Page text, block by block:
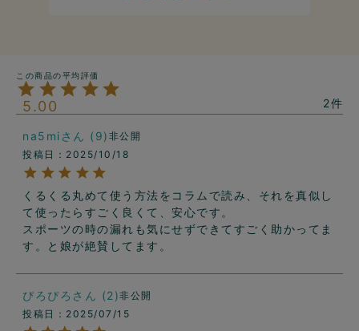
5.00 2
na5mi 9 非公開
投稿日
2025/10/18
くるくる丸めて使う方法をコラムで読み、それを真似し
て使ったらすごく良くて、安心です。
スポーツの時の漏れも気にせずできてすごく助かってま
ぴろぴろ 2 非公開
投稿日
2025/07/15